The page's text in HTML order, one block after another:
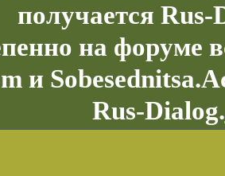
получается Rus-
на форуме
и
Rus-Dialog.